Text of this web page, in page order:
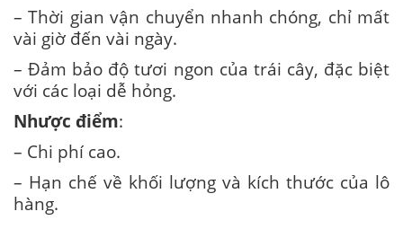
– Thời gian vận chuyển nhanh chóng, chỉ mất
vài giờ đến vài ngày.
– Đảm bảo độ tươi ngon của trái cây, đặc biệt
với các loại dễ hỏng.
Nhược điểm:
– Chi phí cao.
– Hạn chế về khối lượng và kích thước của lô
hàng.